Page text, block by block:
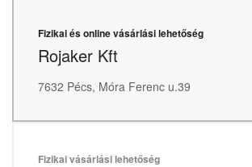
Fizikai és online vásárlási lehetőség
Rojaker Kft
7632 Pécs, Móra Ferenc u.39
Fizikai vásárlási lehetőség